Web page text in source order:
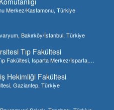
Merkez/Kastamonu, Türkiye
Bakırköy/İstanbul, Türkiye
Tıp Fakültesi
Fakültesi, Isparta Merkez/Isparta,
Hekimliği Fakültesi
Gaziantep, Türkiye